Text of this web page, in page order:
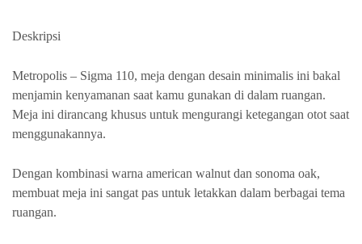
Deskripsi
Metropolis – Sigma 110, meja dengan desain minimalis ini bakal
menjamin kenyamanan saat kamu gunakan di dalam ruangan.
Meja ini dirancang khusus untuk mengurangi ketegangan otot saat
menggunakannya.
Dengan kombinasi warna american walnut dan sonoma oak,
membuat meja ini sangat pas untuk letakkan dalam berbagai tema
ruangan.